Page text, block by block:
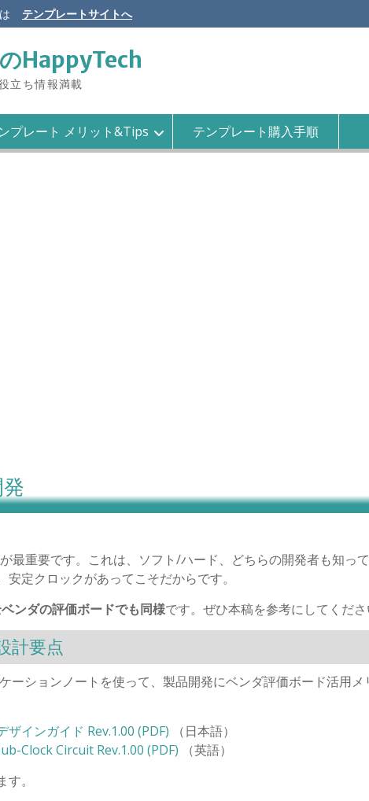
テンプレートサイトへ
HappyTech
立ち情報満載
プレート メリット&Tips テンプレート購入手順
最重要です。これは、ソフト/ハード、どちらの開発者も知っ
定クロックがあってこそだからです。
ンダの評価ボードでも同様です。ぜひ本稿を参考にしてくださ
計要点
ーションノートを使って、製品開発にベンダ評価ボード活用
インガイド Rev.1.00 (PDF) （日本語）
Clock Circuit Rev.1.00 (PDF) （英語）
。